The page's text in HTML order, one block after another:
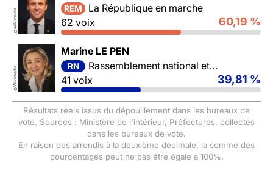
©
Wikimedia REM
La République en marche
62 voix
60,19 %
©
Wikimedia
Marine LE PEN
RN
Rassemblement national et ses alliés
41 voix
39,81 %
Résultats réels issus du dépouillement dans les bureaux de
vote. Sources : Ministère de l'intérieur, Préfectures, collectes
dans les bureaux de vote.
En raison des arrondis à la deuxième décimale, la somme des
pourcentages peut ne pas être égale à 100%.